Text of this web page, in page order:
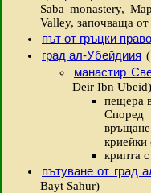
Saba monastery,
Valley, започваща
път от гръцки
град ал-Убейдиия (
манастир
Deir Ibn
пещера
Според
криейки
крипта
пътуване от град
Bayt Sahur)